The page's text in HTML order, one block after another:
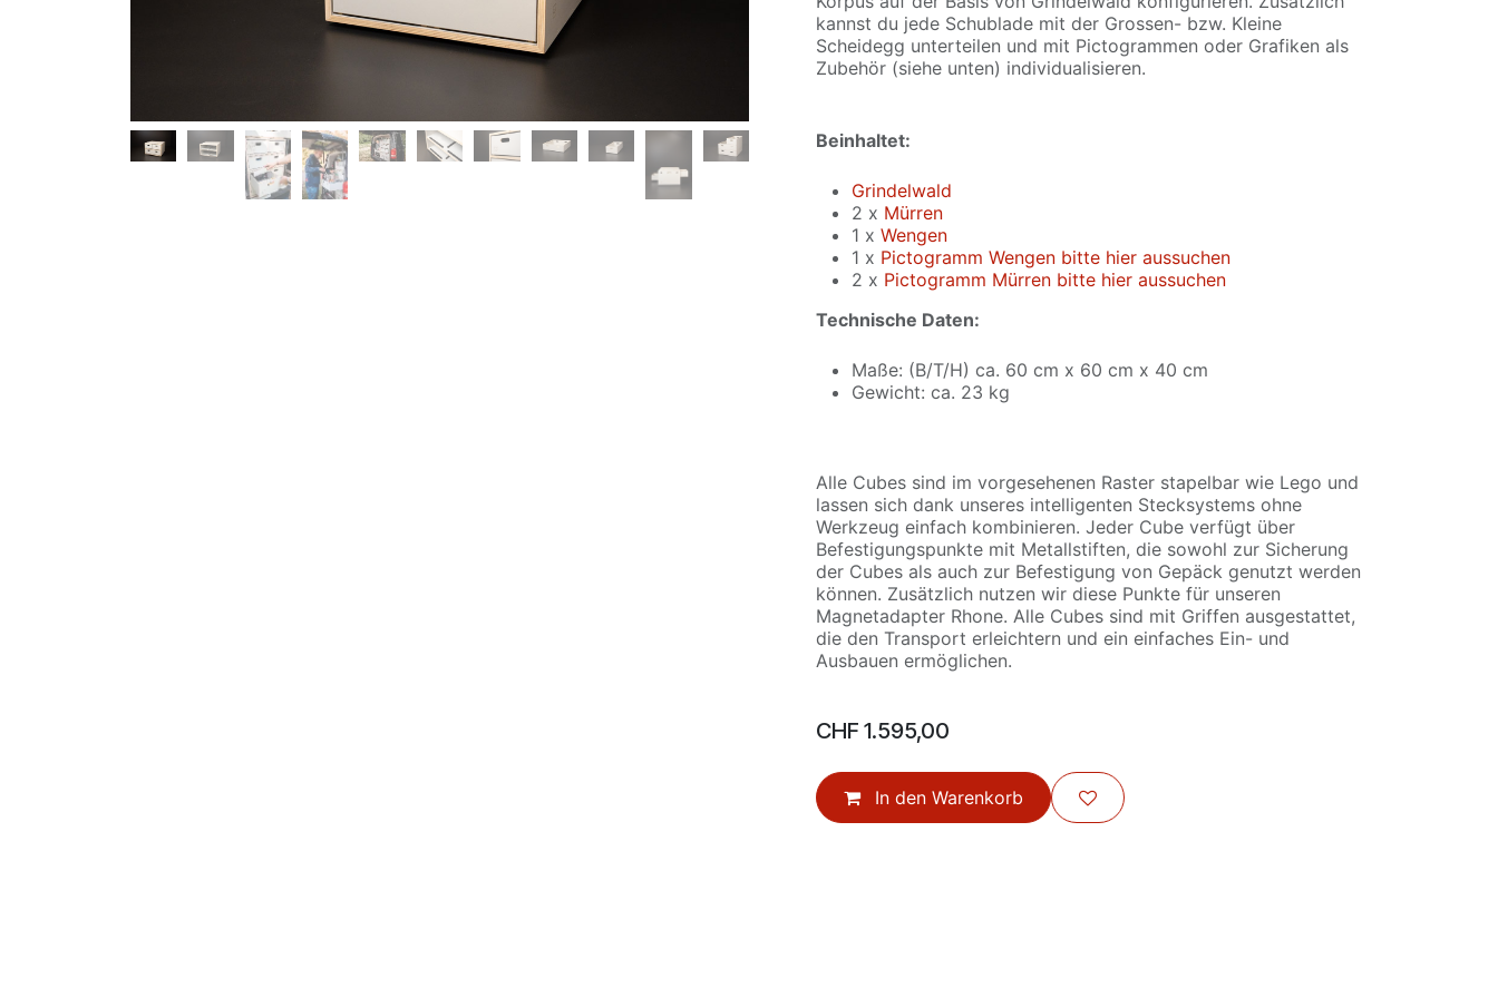
kannst du jede Schublade mit der Grossen- bzw. Kleine
Scheidegg unterteilen und mit Pictogrammen oder Grafiken als
Zubehör (siehe unten) individualisieren.
Beinhaltet:
Grindelwald
2 x Mürren
1 x Wengen
1 x Pictogramm Wengen bitte hier aussuchen
2 x Pictogramm Mürren bitte hier aussuchen
Technische Daten:
Maße: (B/T/H) ca. 60 cm x 60 cm x 40 cm
Gewicht: ca. 23 kg
Alle Cubes sind im vorgesehenen Raster stapelbar wie Lego und
lassen sich dank unseres intelligenten Stecksystems ohne
Werkzeug einfach kombinieren. Jeder Cube verfügt über
Befestigungspunkte mit Metallstiften, die sowohl zur Sicherung
der Cubes als auch zur Befestigung von Gepäck genutzt werden
können. Zusätzlich nutzen wir diese Punkte für unseren
Magnetadapter Rhone. Alle Cubes sind mit Griffen ausgestattet,
die den Transport erleichtern und ein einfaches Ein- und
Ausbauen ermöglichen.
CHF 1.595,00
In den Warenkorb